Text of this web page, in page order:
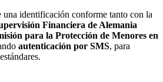
una identificación conforme tanto con la
Financiera de Alemania
para la Protección de Menores en
autenticación por SMS, para